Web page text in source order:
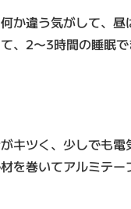
か違う気がして、昼
、2〜3時間の睡眠
キツく、少しでも電
を巻いてアルミテー